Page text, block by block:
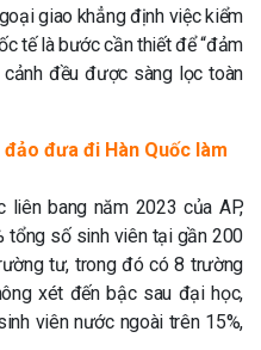
giao khẳng định việc kiểm
tế là bước cần thiết để “đảm
đều được sàng lọc toàn
đảo đưa đi Hàn Quốc làm
bang năm 2023 của AP,
tổng số sinh viên tại gần 200
tư, trong đó có 8 trường
xét đến bậc sau đại học,
viên nước ngoài trên 15%,